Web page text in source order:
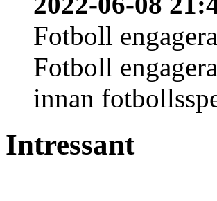
Fotboll
Fotboll
innan
Intressant